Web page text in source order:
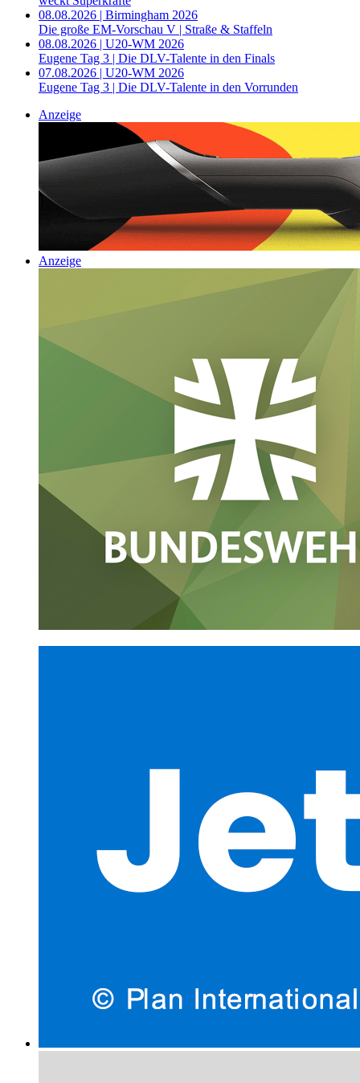
08.08.2026 | Birmingham 2026
Die große EM-Vorschau V | Straße & Staffeln
08.08.2026 | U20-WM 2026
Eugene Tag 3 | Die DLV-Talente in den Finals
07.08.2026 | U20-WM 2026
Eugene Tag 3 | Die DLV-Talente in den Vorrunden
Anzeige
Anzeige